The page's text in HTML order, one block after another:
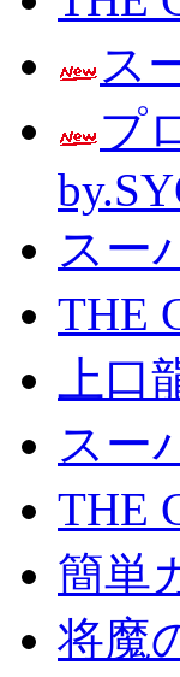
ス
プ
スー
THE
上
スー
THE
簡単
将魔